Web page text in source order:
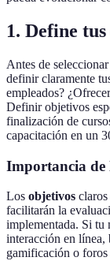
1. Define
Antes de
definir claramente
empleados?
Definir objetivos
finalización de
capacitación en un
Importancia de
Los objetivos
facilitarán la
implementada. Si tu
interacción en línea,
gamificación o foros